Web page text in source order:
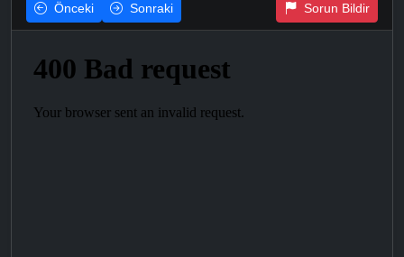
Önceki Sonraki Sorun Bildir